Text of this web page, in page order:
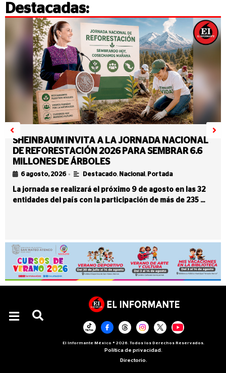
Destacadas:
SHEINBAUM INVITA A LA JORNADA NACIONAL
DE REFORESTACIÓN 2026 PARA SEMBRAR 6.6
MILLONES DE ÁRBOLES
6 agosto, 2026 • Destacado, Nacional , Portada
La jornada se realizará el próximo 9 de agosto en las 32
entidades del país con la participación de más de 235 …
El Informante México ® 2026. Todos los Derechos Reservados.
Política de privacidad.
Directorio.